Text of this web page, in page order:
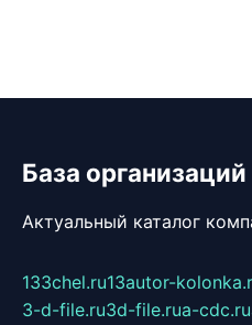
База организаций
Актуальный каталог
133chel.ru13autor-
3-d-file.ru3d-file.rua-cdc.ru